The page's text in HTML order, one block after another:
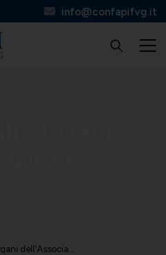
info@confapifvg.it